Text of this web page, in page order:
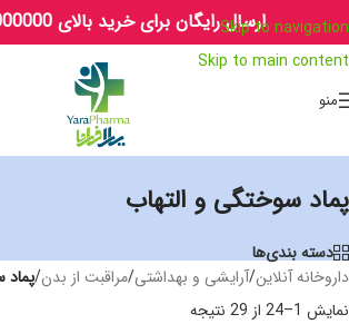
Skip to navigation
Skip to main content
ارسال رایگان برای خرید بالای 4000000 تومان
منو
پماد سوختگی و التهاب
دسته بندی‌ها
داروخانه آنلاین/آرایشی و بهداشتی/مراقبت از بدن/پماد
نمایش 1–24 از 29 نتیجه